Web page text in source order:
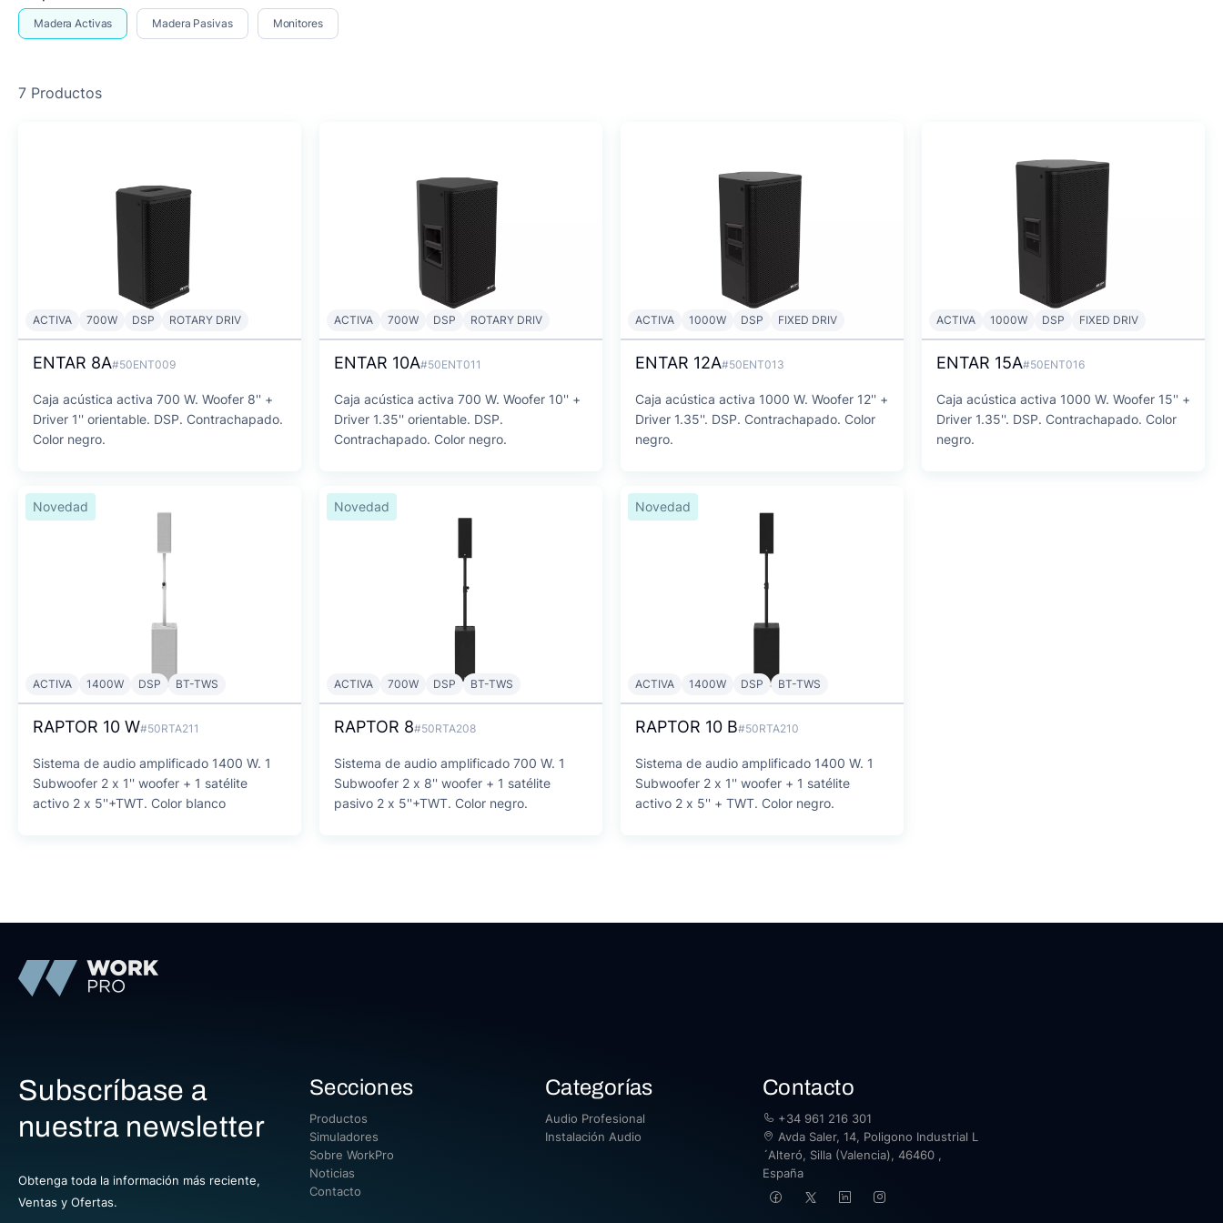
Madera Activas Madera Pasivas Monitores
7 Productos
ACTIVA 700W DSP ROTARY DRIV
ENTAR 8A#50ENT009
Caja acústica activa 700 W. Woofer 8'' +
Driver 1'' orientable. DSP. Contrachapado.
Color negro.
ACTIVA 700W DSP ROTARY DRIV
ENTAR 10A#50ENT011
Caja acústica activa 700 W. Woofer 10'' +
Driver 1.35'' orientable. DSP.
Contrachapado. Color negro.
ACTIVA 1000W DSP FIXED DRIV
ENTAR 12A#50ENT013
Caja acústica activa 1000 W. Woofer 12'' +
Driver 1.35''. DSP. Contrachapado. Color
negro.
ACTIVA 1000W DSP FIXED DRIV
ENTAR 15A#50ENT016
Caja acústica activa 1000 W. Woofer 15'' +
Driver 1.35''. DSP. Contrachapado. Color
negro.
Novedad
ACTIVA 1400W DSP BT-TWS
RAPTOR 10 W#50RTA211
Sistema de audio amplificado 1400 W. 1
Subwoofer 2 x 1'' woofer + 1 satélite
activo 2 x 5''+TWT. Color blanco
Novedad
ACTIVA 700W DSP BT-TWS
RAPTOR 8#50RTA208
Sistema de audio amplificado 700 W. 1
Subwoofer 2 x 8'' woofer + 1 satélite
pasivo 2 x 5''+TWT. Color negro.
Novedad
ACTIVA 1400W DSP BT-TWS
RAPTOR 10 B#50RTA210
Sistema de audio amplificado 1400 W. 1
Subwoofer 2 x 1'' woofer + 1 satélite
activo 2 x 5'' + TWT. Color negro.
Subscríbase a
nuestra newsletter
Obtenga toda la información más reciente,
Ventas y Ofertas.
Secciones
Productos
Simuladores
Sobre WorkPro
Noticias
Contacto
Categorías
Audio Profesional
Instalación Audio
Contacto
+34 961 216 301
Avda Saler, 14, Poligono Industrial L
´Alteró, Silla (Valencia), 46460 ,
España